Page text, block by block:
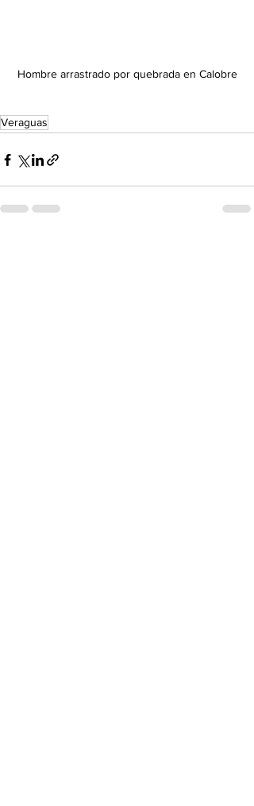
Hombre arrastrado por quebrada en Calobre
Veraguas